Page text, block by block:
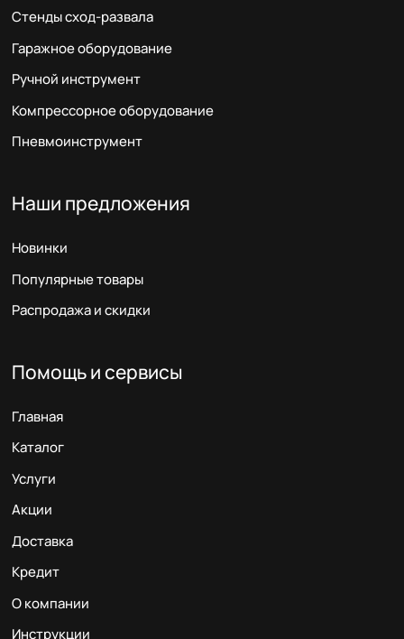
Стенды сход-развала
Гаражное оборудование
Ручной инструмент
Компрессорное оборудование
Пневмоинструмент
Наши предложения
Новинки
Популярные товары
Распродажа и скидки
Помощь и сервисы
Главная
Каталог
Услуги
Акции
Доставка
Кредит
О компании
Инструкции